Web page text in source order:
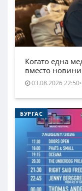
Когато една
вместо новини
03.08.2026
БУРГАС